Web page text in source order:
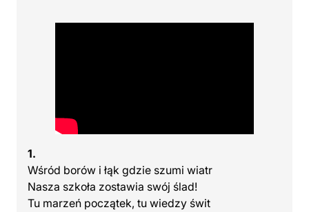
1.
Wśród borów i łąk gdzie szumi wiatr
Nasza szkoła zostawia swój ślad!
Tu marzeń początek, tu wiedzy świt